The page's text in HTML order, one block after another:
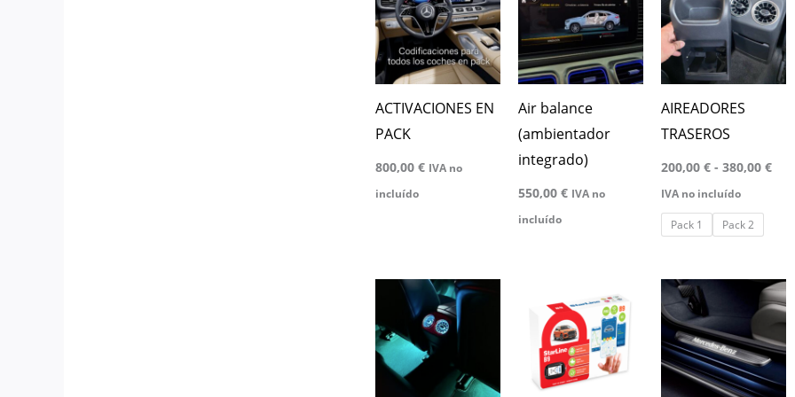
ACTIVACIONES EN
PACK
800,00 € IVA no
incluído
Air balance
(ambientador
integrado)
550,00 € IVA no
incluído
AIREADORES
TRASEROS
200,00€ - 380,00€
IVA no incluído
Pack 1 Pack 2
tiene
múltiples
variantes.
Las
opciones
pueden
elegir
en
página
de
producto
Rango
precios:
desde
649,00 €
hasta
1.499,00 €
producto
tiene
múltiples